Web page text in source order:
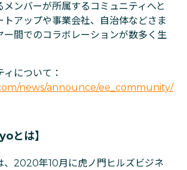
ンバーが所属するコミュニティへと
トアップや事業会社、自治体などさま
ー間でのコラボレーションが数多く生
について：
news/announce/ee_community/
とは】
2020年10月に虎ノ門ヒルズビジネ